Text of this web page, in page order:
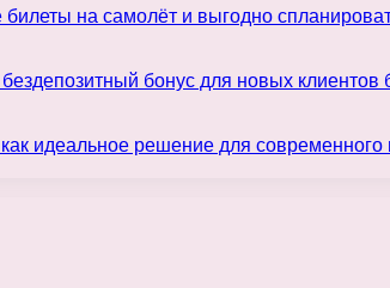
на самолёт и выгодно
бонус для новых клиентов
идеальное решение для современного